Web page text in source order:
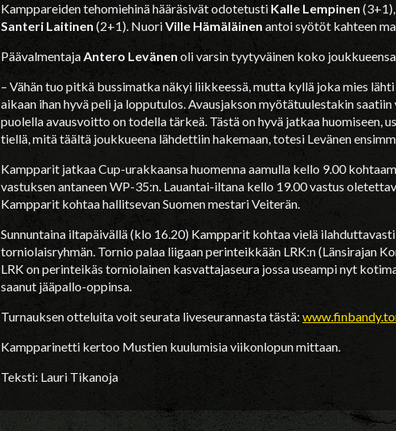
Kamppareiden tehomiehinä hääräsivät odotetusti Kalle Lempinen (3+1),
Santeri Laitinen (2+1). NuoriVille Hämäläinen antoi syötöt kahteen
PäävalmentajaAntero Levänen oli varsin tyytyväinen koko
– Vähän tuo pitkä bussimatka näkyi liikkeessä, mutta kyllä joka mies lähti
aikaan ihan hyvä peli ja lopputulos. Avausjakson myötätuulestakin saatiin
puolella avausvoitto on todella tärkeä. Tästä on hyvä jatkaa huomiseen,
tiellä, mitä täältä joukkueena lähdettiin hakemaan, totesi Levänen
Kampparit jatkaa Cup-urakkaansa huomenna aamulla kello 9.00
vastuksen antaneen WP-35:n. Lauantai-iltana kello 19.00 vastus
Kampparit kohtaa hallitsevan Suomen mestari Veiterän.
Sunnuntaina iltapäivällä (klo 16.20) Kampparit kohtaa vielä ilahduttavasti
torniolaisryhmän. Tornio palaa liigaan perinteikkään LRK:n (Länsirajan
LRK on perinteikäs torniolainen kasvattajaseura jossa useampi nyt
saanut jääpallo-oppinsa.
Turnauksen otteluita voit seurata liveseurannasta tästä:
Kampparinetti kertoo Mustien kuulumisia viikonlopun mittaan.
Teksti: Lauri Tikanoja